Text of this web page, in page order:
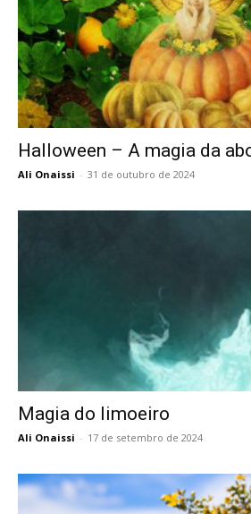
Halloween – A magia da
Ali Onaissi - 31 de outubro de 2024
Magia do limoeiro
Ali Onaissi - 17 de setembro de 2024